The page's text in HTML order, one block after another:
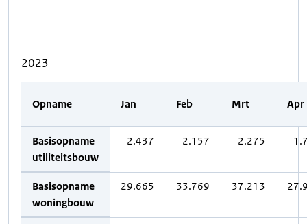
2023
Opname Jan Feb Mrt Apr
Basisopname
utiliteitsbouw
2.437 2.157 2.275
Basisopname
woningbouw
29.665 33.769 37.213